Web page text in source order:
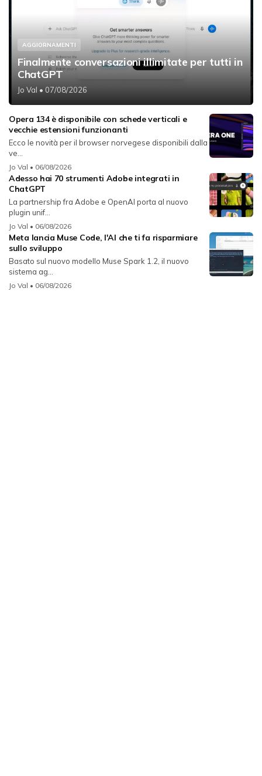
AGGIORNAMENTI
Finalmente conversazioni illimitate per tutti in
ChatGPT
Jo Val • 07/08/2026
Opera 134 è disponibile con schede verticali e
vecchie estensioni funzionanti
Ecco le novità per il browser norvegese disponibili dalla
ve...
Jo Val • 06/08/2026
Adesso hai 70 strumenti Adobe integrati in
ChatGPT
La partnership fra Adobe e OpenAI porta al nuovo
plugin unif...
Jo Val • 06/08/2026
Meta lancia Muse Code, l'AI che ti fa risparmiare
sullo sviluppo
Basato sul nuovo modello Muse Spark 1.2, il nuovo
sistema ag...
Jo Val • 06/08/2026